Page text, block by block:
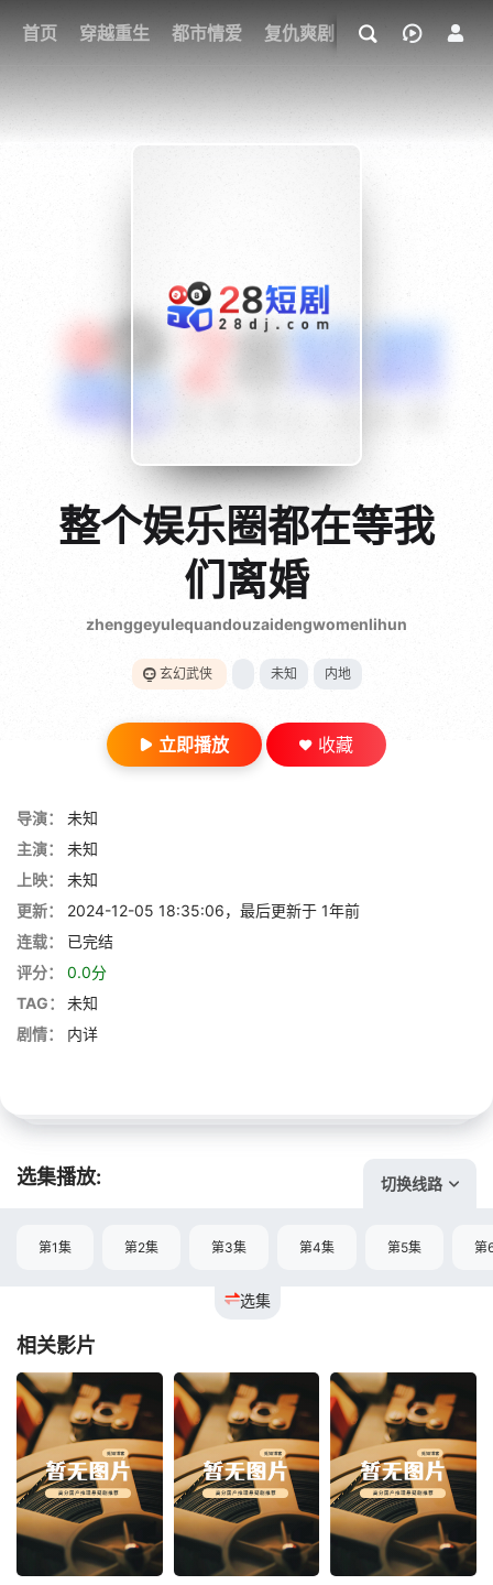
首页 穿越重生 都市情爱 复仇爽剧 玄幻武侠 奇幻
我的观影记录
{if condition="$obj.vod_points
gt 0"}
28短剧
整个娱乐圈都在等我
们离婚
zhenggeyulequandouzaidengwomenlihun
玄幻武侠 未知 内地
立即播放 收藏
导演：
未知
主演：
未知
上映：
未知
更新：
2024-12-05 18:35:06，最后更新于 1年前
连载：
已完结
评分：
0.0分
TAG：
未知
剧情：
内详
选集播放: 切换线路
选集
第1集 第2集 第3集 第4集 第5集 第
相关影片